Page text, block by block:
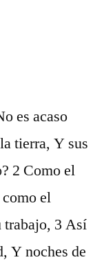
es acaso
tierra, Y sus
2 Como el
el
trabajo, 3 Así
Y noches de